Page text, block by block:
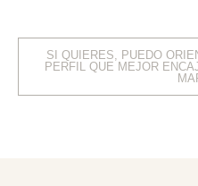
SI QUIERES, PUEDO
PERFIL QUE MEJOR